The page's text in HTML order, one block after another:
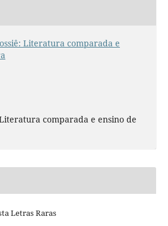
Literatura comparada e
comparada e ensino de
Letras Raras